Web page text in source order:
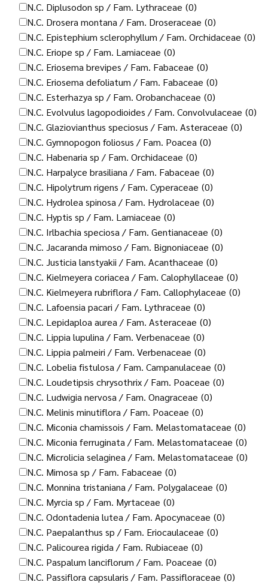
N.C. Diplusodon sp / Fam. Lythraceae (0)
N.C. Drosera montana / Fam. Droseraceae (0)
N.C. Epistephium sclerophyllum / Fam. Orchidaceae (0)
N.C. Eriope sp / Fam. Lamiaceae (0)
N.C. Eriosema brevipes / Fam. Fabaceae (0)
N.C. Eriosema defoliatum / Fam. Fabaceae (0)
N.C. Esterhazya sp / Fam. Orobanchaceae (0)
N.C. Evolvulus lagopodioides / Fam. Convolvulaceae (0)
N.C. Glaziovianthus speciosus / Fam. Asteraceae (0)
N.C. Gymnopogon foliosus / Fam. Poacea (0)
N.C. Habenaria sp / Fam. Orchidaceae (0)
N.C. Harpalyce brasiliana / Fam. Fabaceae (0)
N.C. Hipolytrum rigens / Fam. Cyperaceae (0)
N.C. Hydrolea spinosa / Fam. Hydrolaceae (0)
N.C. Hyptis sp / Fam. Lamiaceae (0)
N.C. Irlbachia speciosa / Fam. Gentianaceae (0)
N.C. Jacaranda mimoso / Fam. Bignoniaceae (0)
N.C. Justicia lanstyakii / Fam. Acanthaceae (0)
N.C. Kielmeyera coriacea / Fam. Calophyllaceae (0)
N.C. Kielmeyera rubriflora / Fam. Callophylaceae (0)
N.C. Lafoensia pacari / Fam. Lythraceae (0)
N.C. Lepidaploa aurea / Fam. Asteraceae (0)
N.C. Lippia lupulina / Fam. Verbenaceae (0)
N.C. Lippia palmeiri / Fam. Verbenaceae (0)
N.C. Lobelia fistulosa / Fam. Campanulaceae (0)
N.C. Loudetipsis chrysothrix / Fam. Poaceae (0)
N.C. Ludwigia nervosa / Fam. Onagraceae (0)
N.C. Melinis minutiflora / Fam. Poaceae (0)
N.C. Miconia chamissois / Fam. Melastomataceae (0)
N.C. Miconia ferruginata / Fam. Melastomataceae (0)
N.C. Microlicia selaginea / Fam. Melastomataceae (0)
N.C. Mimosa sp / Fam. Fabaceae (0)
N.C. Monnina tristaniana / Fam. Polygalaceae (0)
N.C. Myrcia sp / Fam. Myrtaceae (0)
N.C. Odontadenia lutea / Fam. Apocynaceae (0)
N.C. Paepalanthus sp / Fam. Eriocaulaceae (0)
N.C. Palicourea rigida / Fam. Rubiaceae (0)
N.C. Paspalum lanciflorum / Fam. Poaceae (0)
N.C. Passiflora capsularis / Fam. Passifloraceae (0)